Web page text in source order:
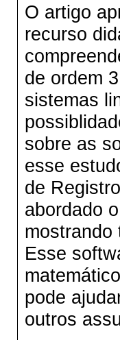
O artigo
recurso
de ordem
sistemas
sobre as
esse
de
abordado
mostrando
Esse
pode
outros